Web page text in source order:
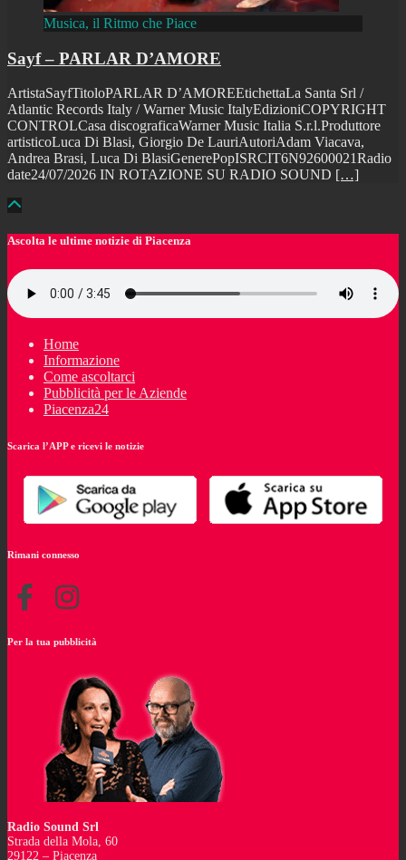
Musica, il Ritmo che Piace
Sayf – PARLAR D’AMORE
ArtistaSayfTitoloPARLAR D’AMOREEtichettaLa Santa Srl /
Atlantic Records Italy / Warner Music ItalyEdizioniCOPYRIGHT
CONTROLCasa discograficaWarner Music Italia S.r.l.Produttore
artisticoLuca Di Blasi, Giorgio De LauriAutoriAdam Viacava,
Andrea Brasi, Luca Di BlasiGenerePopISRCIT6N92600021Radio
date24/07/2026 IN ROTAZIONE SU RADIO SOUND […]
Ascolta le ultime notizie di Piacenza
Home
Informazione
Come ascoltarci
Pubblicità per le Aziende
Piacenza24
Scarica l’APP e ricevi le notizie
Rimani connesso
Per la tua pubblicità
Radio Sound Srl
Strada della Mola, 60
29122 – Piacenza